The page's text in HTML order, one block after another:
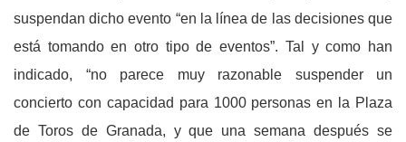
suspendan dicho evento “en la línea de las decisiones que
está tomando en otro tipo de eventos”. Tal y como han
indicado, “no parece muy razonable suspender un
concierto con capacidad para 1000 personas en la Plaza
de Toros de Granada, y que una semana después se